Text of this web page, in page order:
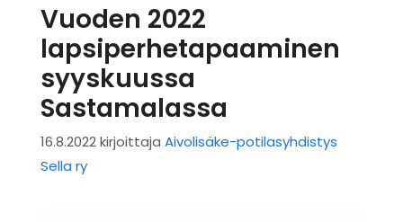
Vuoden 2022
lapsiperhetapaaminen
syyskuussa
Sastamalassa
16.8.2022kirjoittaja Aivolisäke-potilasyhdistys
Sella ry